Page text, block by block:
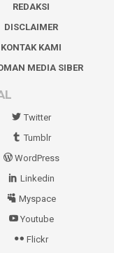
REDAKSI
DISCLAIMER
KONTAK KAMI
MEDIA SIBER
Twitter
Tumblr
WordPress
Linkedin
Myspace
Youtube
Flickr